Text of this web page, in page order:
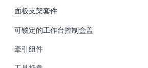
面板支架套件
可锁定的工作台控制盒盖
牵引组件